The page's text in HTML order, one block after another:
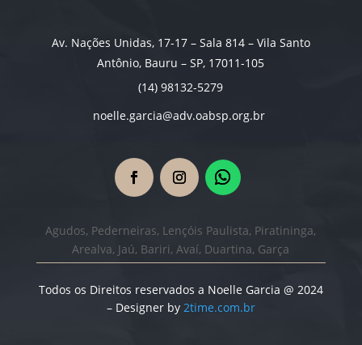
Av. Nações Unidas, 17-17 – Sala 814 – Vila Santo
Antônio, Bauru – SP, 17011-105
(14) 98132-5279
noelle.garcia@adv.oabsp.org.br
Agudos, Pederneiras, Lençóis Paulista, Piratininga,
Arealva, Jaú, Bariri, Avaí, Duartina, Garça
Todos os Direitos reservados a Noelle Garcia @ 2024
– Designer by 2time.com.br